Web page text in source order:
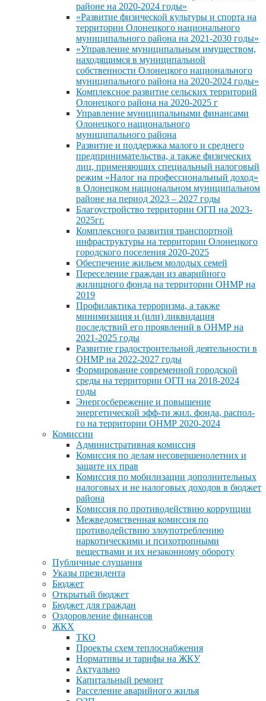
районе на 2020-2024 годы»
«Развитие физической культуры и спорта на
территории Олонецкого национального
муниципального района на 2021-2030 годы»
«Управление муниципальным имуществом,
находящимся в муниципальной
собственности Олонецкого национального
муниципального района на 2020-2024 годы»
Комплексное развитие сельских территорий
Олонецкого района на 2020-2025 г
Управление муниципальными финансами
Олонецкого национального
муниципального района
Развитие и поддержка малого и среднего
предпринимательства, а также физических
лиц, применяющих специальный налоговый
режим «Налог на профессиональный доход»
в Олонецком национальном муниципальном
районе на период 2023 – 2027 годы
Благоустройство территории ОГП на 2023-
2025гг.
Комплексного развития транспортной
инфраструктуры на территории Олонецкого
городского поселения 2020-2025
Обеспечение жильем молодых семей
Переселение граждан из аварийного
жилищного фонда на территории ОНМР на
2019
Профилактика терроризма, а также
минимизация и (или) ликвидация
последствий его проявлений в ОНМР на
2021-2025 годы
Развитие градостроительной деятельности в
ОНМР на 2022-2027 годы
Формирование современной городской
среды на территории ОГП на 2018-2024
годы
Энергосбережение и повышение
энергетической эфф-ти жил. фонда, распол-
го на территории ОНМР 2020-2024
Комиссии
Административная комиссия
Комиссия по делам несовершенолетних и
защите их прав
Комиссия по мобилизации дополнительных
налоговых и не налоговых доходов в бюджет
района
Комиссия по противодействию коррупции
Межведомственная комиссия по
противодействию злоупотреблению
наркотическими и психотропными
веществами и их незаконному обороту
Публичные слушания
Указы президента
Бюджет
Открытый бюджет
Бюджет для граждан
Оздоровление финансов
ЖКХ
ТКО
Проекты схем теплоснабжения
Нормативы и тарифы на ЖКУ
Актуально
Капитальный ремонт
Расселение аварийного жилья